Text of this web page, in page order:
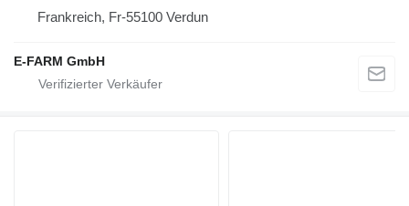
Frankreich, Fr-55100 Verdun
E-FARM GmbH